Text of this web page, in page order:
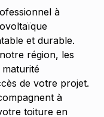
à
et durable.
région, les
maturité
de votre projet.
à
toiture en